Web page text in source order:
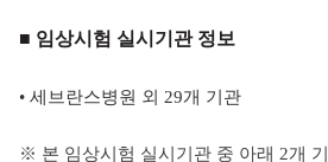
■ 임상시험 실시기관 정보
• 세브란스병원 외 29개 기관
※ 본 임상시험 실시기관 중 아래 2개